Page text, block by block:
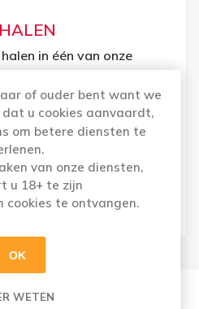
in één van onze
afhaaldienst
3u later voor u klaar!
u voor afhalen kiest!
en maandag
of ouder bent want we
dat u cookies aanvaardt,
om betere diensten te
van onze diensten,
u 18+ te zijn
cookies te ontvangen.
OK
WETEN